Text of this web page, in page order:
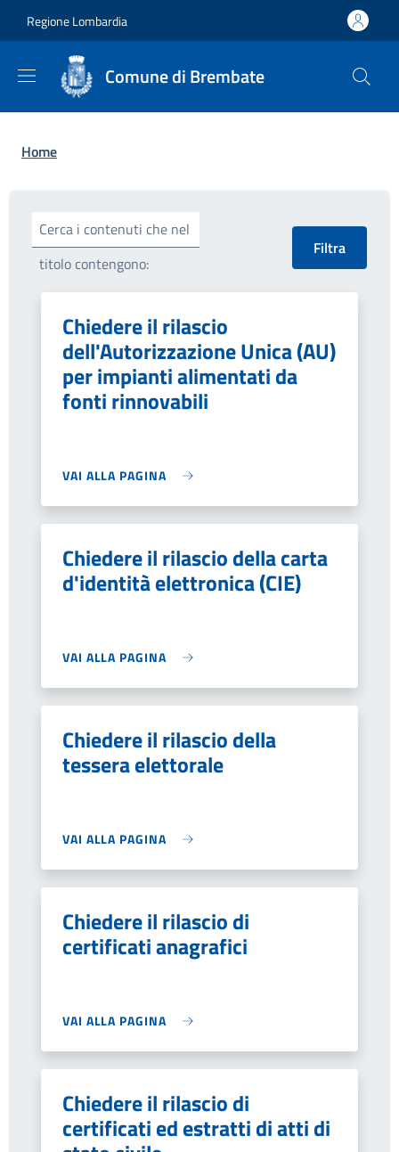
Regione Lombardia
Comune di Brembate
Briciole di pane
Home
Cerca i contenuti che nel
titolo contengono:
Chiedere il rilascio
dell'Autorizzazione Unica (AU)
per impianti alimentati da
fonti rinnovabili
VAI ALLA PAGINA
Chiedere il rilascio della carta
d'identità elettronica (CIE)
VAI ALLA PAGINA
Chiedere il rilascio della
tessera elettorale
VAI ALLA PAGINA
Chiedere il rilascio di
certificati anagrafici
VAI ALLA PAGINA
Chiedere il rilascio di
certificati ed estratti di atti di